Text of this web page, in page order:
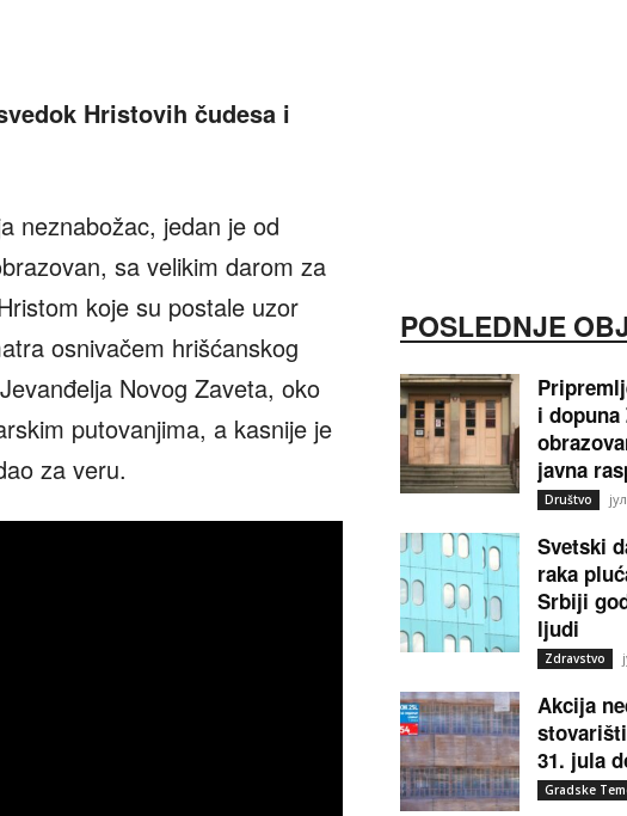
Hristovih čudesa i
neznabožac, jedan je od
sa velikim darom za
koje su postale uzor
osnivačem hrišćanskog
Novog Zaveta, oko
putovanjima, a kasnije je
za veru.
POSLEDNJE
i dopuna
javna
Društvo
Svetski
raka
Srbiji
ljudi
Zdravstvo
Akcija
31. jula
Gradske